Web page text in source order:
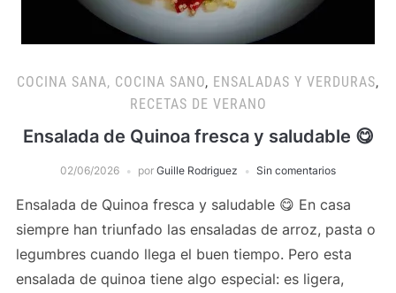
COCINA SANA, COCINA SANO, ENSALADAS Y VERDURAS,
RECETAS DE VERANO
Ensalada de Quinoa fresca y saludable 😋
02/06/2026 por Guille Rodriguez Sin comentarios
Ensalada de Quinoa fresca y saludable 😋 En casa
siempre han triunfado las ensaladas de arroz, pasta o
legumbres cuando llega el buen tiempo. Pero esta
ensalada de quinoa tiene algo especial: es ligera,